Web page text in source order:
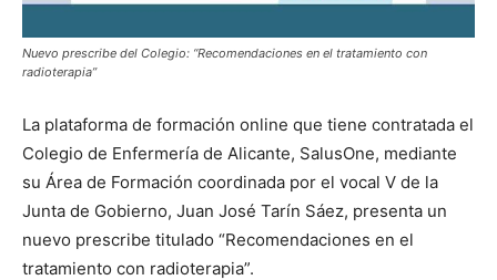
Nuevo prescribe del Colegio: “Recomendaciones en el tratamiento con
radioterapia”
La plataforma de formación online que tiene contratada el
Colegio de Enfermería de Alicante, SalusOne, mediante
su Área de Formación coordinada por el vocal V de la
Junta de Gobierno, Juan José Tarín Sáez, presenta un
nuevo prescribe titulado “Recomendaciones en el
tratamiento con radioterapia”.